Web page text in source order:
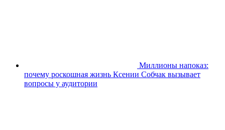
Миллионы напоказ:
почему роскошная жизнь Ксении Собчак вызывает
вопросы у аудитории